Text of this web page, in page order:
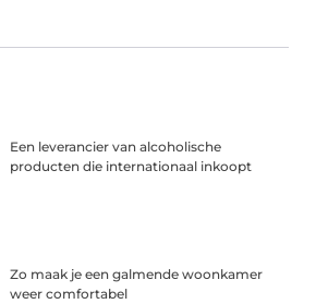
Een leverancier van alcoholische
producten die internationaal inkoopt
Zo maak je een galmende woonkamer
weer comfortabel